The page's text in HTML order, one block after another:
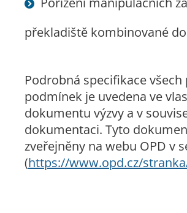
překladiště kombinované
Podrobná specifikace všech
podmínek je uvedena ve
dokumentu výzvy a v
dokumentaci. Tyto
zveřejněny na webu OPD v
(https://www.opd.cz/